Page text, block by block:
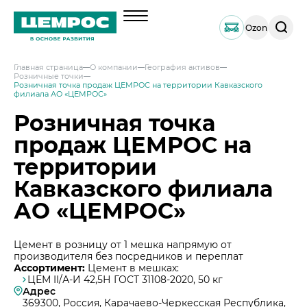
Ozon
Поиск
по
Главная страница О компании
География активов
Розничные точки
Розничная точка продаж ЦЕМРОС на территории Кавказского
филиала АО «ЦЕМРОС»
Розничная точка
продаж ЦЕМРОС на
территории
Кавказского филиала
АО «ЦЕМРОС»
Цемент в розницу от 1 мешка напрямую от
производителя без посредников и переплат
Ассортимент: Цемент в мешках:
ЦЕМ II/А-И 42,5Н ГОСТ 31108-2020, 50 кг
Адрес
369300, Россия, Карачаево-Черкесская Республика,
О компании
Документы
География активов
Наши компетенции и возможности
Решения по сегментам строительства
Продукция
Тарированный цемент
Портландцемент ЦЕМРОС 500 ЭКСТРА
Портландцемент ЦЕМРОС 400 ПЛЮС
Услуги
Техническая поддержка
Сервисная поддержка
Проектная поддержка
Инвесторам
Выпуск 1
Устойчивое развитие